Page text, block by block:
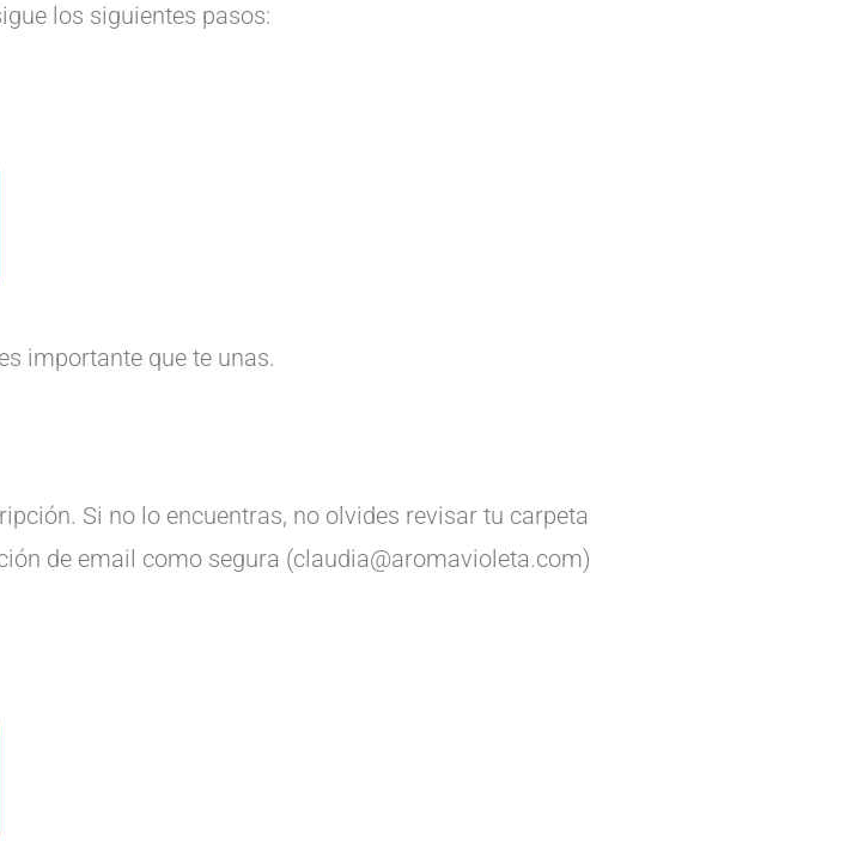
los siguientes pasos:
importante que te unas.
Si no lo encuentras, no olvides revisar tu carpeta
de email como segura (claudia@aromavioleta.com)